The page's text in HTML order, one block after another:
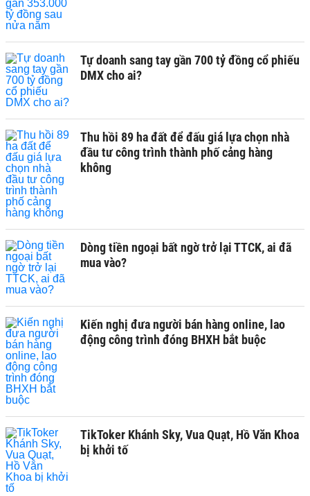
Tự doanh sang tay gần 700 tỷ đồng cổ phiếu
DMX cho ai?
Thu hồi 89 ha đất để đấu giá lựa chọn nhà
đầu tư công trình thành phố cảng hàng
không
Dòng tiền ngoại bất ngờ trở lại TTCK, ai đã
mua vào?
Kiến nghị đưa người bán hàng online, lao
động công trình đóng BHXH bắt buộc
TikToker Khánh Sky, Vua Quạt, Hồ Văn Khoa
bị khởi tố